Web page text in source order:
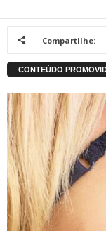
Compartilhe: